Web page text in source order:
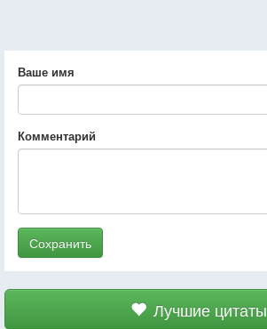
Ваше имя
Комментарий
Сохранить
Лучшие цитаты